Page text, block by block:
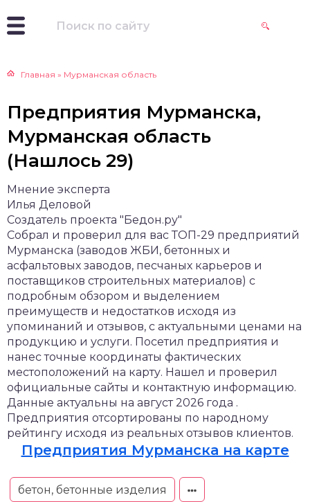
Главная » Мурманская область
Предприятия Мурманска,
Мурманская область
(Нашлось 29)
Мнение эксперта
Илья Деловой
Создатель проекта "Бедон.ру"
Собрал и проверил для вас ТОП-29 предприятий
Мурманска (заводов ЖБИ, бетонных и
асфальтовых заводов, песчаных карьеров и
поставщиков строительных материалов) с
подробным обзором и выделением
преимуществ и недостатков исходя из
упоминаний и отзывов, с актуальными ценами на
продукцию и услуги. Посетил предприятия и
нанес точные координаты фактических
местоположений на карту. Нашел и проверил
официальные сайты и контактную информацию.
Данные актуальны на август 2026 года .
Предприятия отсортированы по народному
рейтингу исходя из реальных отзывов клиентов.
Предприятия Мурманска на карте
бетон, бетонные изделия